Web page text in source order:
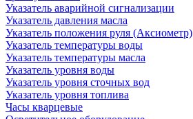
Указатель аварийной сигнализации
Указатель давления масла
Указатель положения руля (Аксиометр)
Указатель температуры воды
Указатель температуры масла
Указатель уровня воды
Указатель уровня сточных вод
Указатель уровня топлива
Часы кварцевые